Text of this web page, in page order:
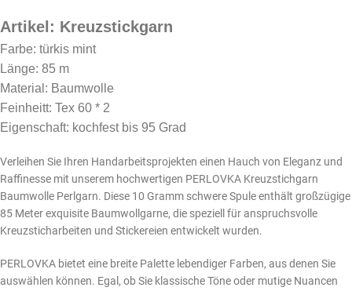
Artikel: Kreuzstickgarn
Farbe: türkis mint
Länge: 85 m
Material: Baumwolle
Feinheitt: Tex 60 * 2
Eigenschaft: kochfest bis 95 Grad
Verleihen Sie Ihren Handarbeitsprojekten einen Hauch von Eleganz und
Raffinesse mit unserem hochwertigen PERLOVKA Kreuzstichgarn
Baumwolle Perlgarn. Diese 10 Gramm schwere Spule enthält großzügige
85 Meter exquisite Baumwollgarne, die speziell für anspruchsvolle
Kreuzsticharbeiten und Stickereien entwickelt wurden.
PERLOVKA bietet eine breite Palette lebendiger Farben, aus denen Sie
auswählen können. Egal, ob Sie klassische Töne oder mutige Nuancen